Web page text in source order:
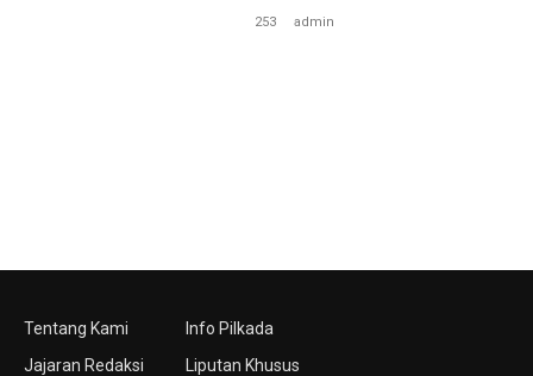
253 admin
Tentang Kami
Jajaran Redaksi
Info Pilkada
Liputan Khusus